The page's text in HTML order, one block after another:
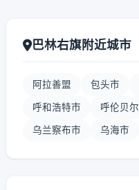
巴林右旗附近城市
阿拉善盟 包头市
呼和浩特市 呼伦贝
乌兰察布市 乌海市